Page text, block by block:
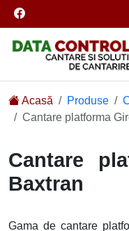
Facebook
Acasă Produse
Cantare platforma
Cantare
Baxtran
Gama de cantare